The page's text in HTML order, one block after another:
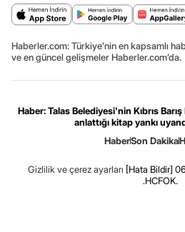
Haberler.com: Türkiye’nin en kapsamlı
ve en güncel gelişmeler Haberler.com’da.
Haber: Talas Belediyesi'nin Kıbrıs
anlattığı kitap yankı
HaberSon Dakika
Gizlilik ve çerez ayarları [Hata Bildir]
.HCFOK.